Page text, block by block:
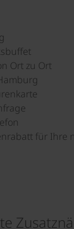
Ort zu Ort
für Ihre